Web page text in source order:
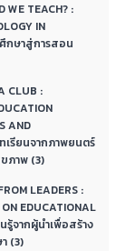
WE TEACH? :
IN
ศึกษาสู่การสอน
CLUB :
AND
เรียนจากภาพยนตร์
ภาพ (3)
LEADERS :
EDUCATIONAL
นรู้จากผู้นำเพื่อสร้าง
(3)